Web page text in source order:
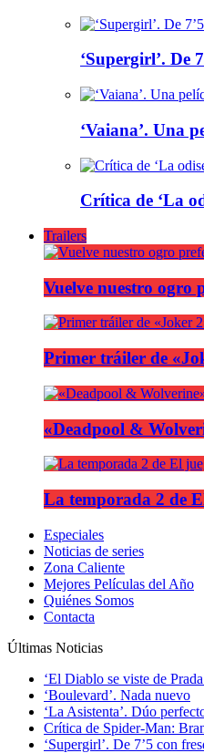
‘Supergirl’. De
‘Vaiana’. Una
Crítica de ‘La
Trailers
Vuelve nuestro ogro
Primer tráiler de
«Deadpool &
La temporada 2 de
Especiales
Noticias de series
Zona Caliente
Mejores Películas del Año
Quiénes Somos
Contacta
Últimas Noticias
‘El Diablo se viste de
‘Boulevard’. Nada nuevo
‘La Asistenta’. Dúo
Crítica de Spider-Man:
‘Supergirl’. De 7’5 con